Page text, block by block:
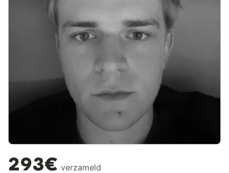
293€ verzameld